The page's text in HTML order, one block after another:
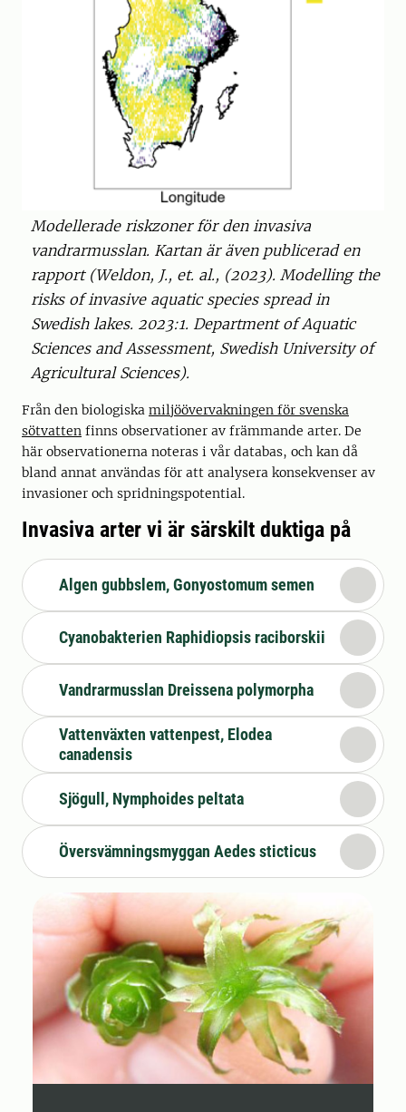
Modellerade riskzoner för den invasiva
vandrarmusslan. Kartan är även publicerad en
rapport (Weldon, J., et. al., (2023). Modelling the
risks of invasive aquatic species spread in
Swedish lakes. 2023:1. Department of Aquatic
Sciences and Assessment, Swedish University of
Agricultural Sciences).
Från den biologiska miljöövervakningen för svenska
sötvatten finns observationer av främmande arter. De
här observationerna noteras i vår databas, och kan då
bland annat användas för att analysera konsekvenser av
invasioner och spridningspotential.
Invasiva arter vi är särskilt duktiga på
Algen gubbslem, Gonyostomum semen
Cyanobakterien Raphidiopsis raciborskii
Vandrarmusslan Dreissena polymorpha
Vattenväxten vattenpest, Elodea
canadensis
Sjögull, Nymphoides peltata
Översvämningsmyggan Aedes sticticus